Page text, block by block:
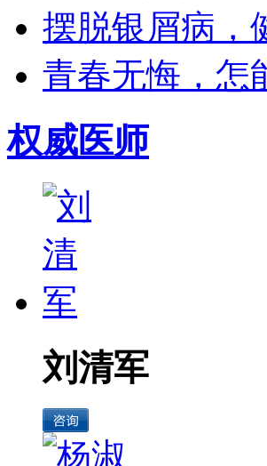
摆脱银屑病，
青春无悔，怎
权威医师
刘清军